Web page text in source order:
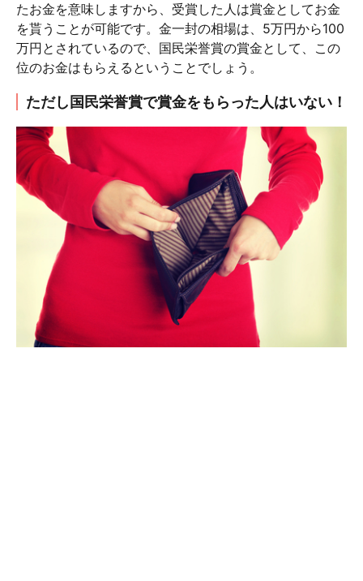
たお金を意味しますから、受賞した人は賞金としてお金
を貰うことが可能です。金一封の相場は、5万円から100
万円とされているので、国民栄誉賞の賞金として、この
位のお金はもらえるということでしょう。
ただし国民栄誉賞で賞金をもらった人はいない！